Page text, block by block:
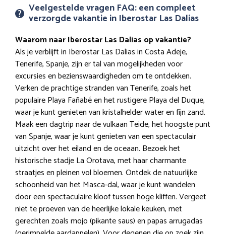
Veelgestelde vragen FAQ: een compleet
verzorgde vakantie in Iberostar Las Dalias
Waarom naar Iberostar Las Dalias op vakantie?
Als je verblijft in Iberostar Las Dalias in Costa Adeje,
Tenerife, Spanje, zijn er tal van mogelijkheden voor
excursies en bezienswaardigheden om te ontdekken.
Verken de prachtige stranden van Tenerife, zoals het
populaire Playa Fañabé en het rustigere Playa del Duque,
waar je kunt genieten van kristalhelder water en fijn zand.
Maak een dagtrip naar de vulkaan Teide, het hoogste punt
van Spanje, waar je kunt genieten van een spectaculair
uitzicht over het eiland en de oceaan. Bezoek het
historische stadje La Orotava, met haar charmante
straatjes en pleinen vol bloemen. Ontdek de natuurlijke
schoonheid van het Masca-dal, waar je kunt wandelen
door een spectaculaire kloof tussen hoge kliffen. Vergeet
niet te proeven van de heerlijke lokale keuken, met
gerechten zoals mojo (pikante saus) en papas arrugadas